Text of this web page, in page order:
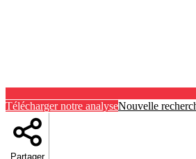
Télécharger notre analyseNouvelle
Partager